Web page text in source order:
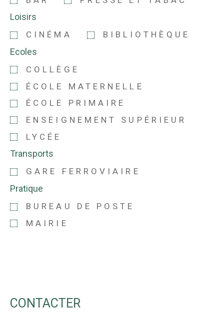
Loisirs
CINÉMA BIBLIOTHÈQUE
Ecoles
COLLÈGE
ÉCOLE MATERNELLE
ÉCOLE PRIMAIRE
ENSEIGNEMENT SUPÉRIEUR
LYCÉE
Transports
GARE FERROVIAIRE
Pratique
BUREAU DE POSTE
MAIRIE
CONTACTER